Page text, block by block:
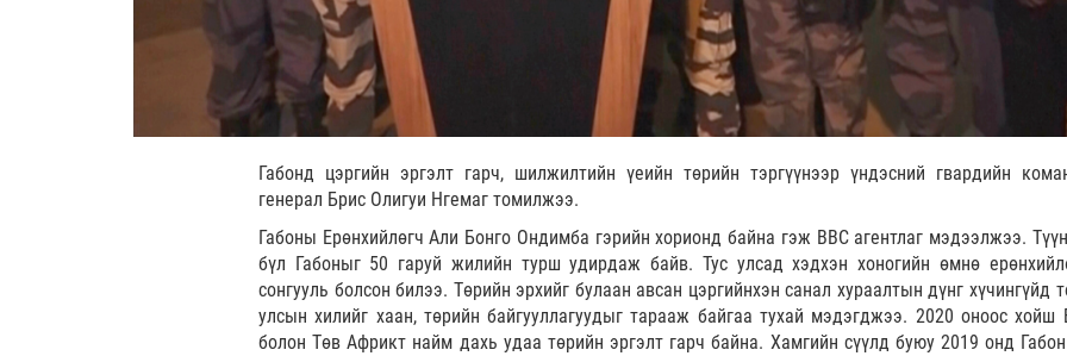
Габонд цэргийн эргэлт гарч, шилжилтийн үеийн төрийн тэргүүнээр үндэсний гвардийн
генерал Брис Олигуи Нгемаг томилжээ.
Габоны Ерөнхийлөгч Али Бонго Ондимба гэрийн хорионд байна гэж ВВС агентлаг мэдээлжээ.
бүл Габоныг 50 гаруй жилийн турш удирдаж байв. Тус улсад хэдхэн хоногийн өмнө
сонгууль болсон билээ. Төрийн эрхийг булаан авсан цэргийнхэн санал хураалтын дүнг хүчингүйд
улсын хилийг хаан, төрийн байгууллагуудыг тарааж байгаа тухай мэдэгджээ. 2020 оноос хойш
болон Төв Африкт найм дахь удаа төрийн эргэлт гарч байна. Хамгийн сүүлд буюу 2019 онд